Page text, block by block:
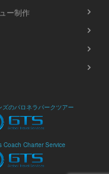
ー制作
ズのパロネラパークツアー
Coach Charter Service